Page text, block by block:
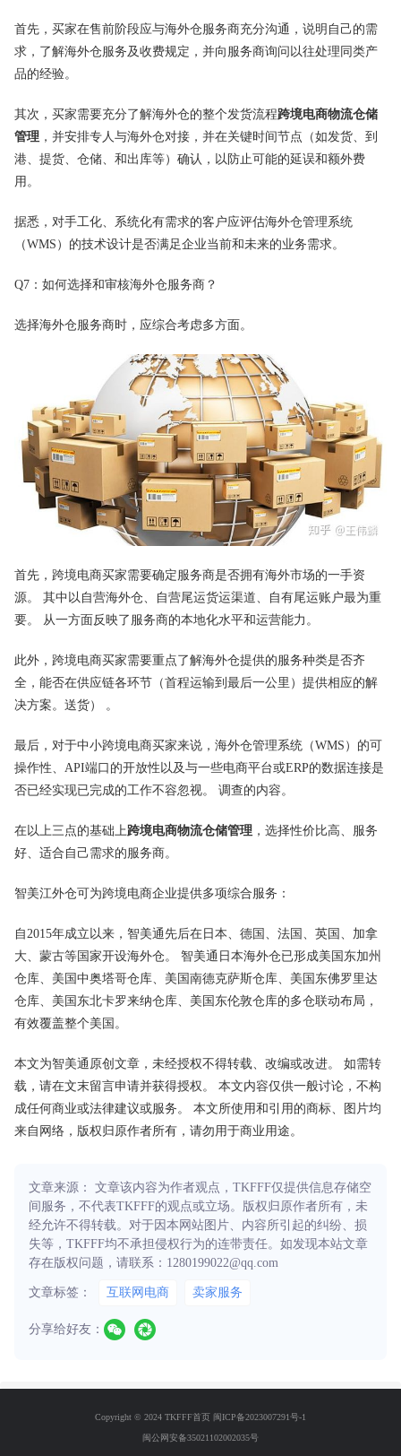
首先，买家在售前阶段应与海外仓服务商充分沟通，说明自己的需
求，了解海外仓服务及收费规定，并向服务商询问以往处理同类产
品的经验。
其次，买家需要充分了解海外仓的整个发货流程跨境电商物流仓储
管理 ，并安排专人与海外仓对接，并在关键时间节点（如发货、到
港、提货、仓储、和出库等）确认，以防止可能的延误和额外费
用。
据悉，对手工化、系统化有需求的客户应评估海外仓管理系统
（WMS）的技术设计是否满足企业当前和未来的业务需求。
Q7：如何选择和审核海外仓服务商？
选择海外仓服务商时，应综合考虑多方面。
首先，跨境电商买家需要确定服务商是否拥有海外市场的一手资
源。 其中以自营海外仓、自营尾运货运渠道、自有尾运账户最为重
要。 从一方面反映了服务商的本地化水平和运营能力。
此外，跨境电商买家需要重点了解海外仓提供的服务种类是否齐
全，能否在供应链各环节（首程运输到最后一公里）提供相应的解
决方案。送货） 。
最后，对于中小跨境电商买家来说，海外仓管理系统（WMS）的可
操作性、API端口的开放性以及与一些电商平台或ERP的数据连接是
否已经实现已完成的工作不容忽视。 调查的内容。
在以上三点的基础上跨境电商物流仓储管理 ，选择性价比高、服务
好、适合自己需求的服务商。
智美江外仓可为跨境电商企业提供多项综合服务：
自2015年成立以来，智美通先后在日本、德国、法国、英国、加拿
大、蒙古等国家开设海外仓。 智美通日本海外仓已形成美国东加州
仓库、美国中奥塔哥仓库、美国南德克萨斯仓库、美国东佛罗里达
仓库、美国东北卡罗来纳仓库、美国东伦敦仓库的多仓联动布局，
有效覆盖整个美国。
本文为智美通原创文章，未经授权不得转载、改编或改进。 如需转
载，请在文末留言申请并获得授权。 本文内容仅供一般讨论，不构
成任何商业或法律建议或服务。 本文所使用和引用的商标、图片均
来自网络，版权归原作者所有，请勿用于商业用途。
文章来源： 文章该内容为作者观点，TKFFF仅提供信息存储空
间服务，不代表TKFFF的观点或立场。版权归原作者所有，未
经允许不得转载。对于因本网站图片、内容所引起的纠纷、损
失等，TKFFF均不承担侵权行为的连带责任。如发现本站文章
存在版权问题，请联系：1280199022@qq.com
文章标签： 互联网电商 卖家服务
分享给好友：
Copyright © 2024 TKFFF首页 闽ICP备2023007291号-1
闽公网安备35021102002035号